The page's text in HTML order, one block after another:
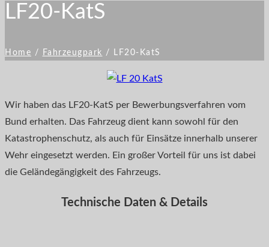
LF20-KatS
Home / Fahrzeugpark / LF20-KatS
Wir haben das LF20-KatS per Bewerbungsverfahren vom
Bund erhalten. Das Fahrzeug dient kann sowohl für den
Katastrophenschutz, als auch für Einsätze innerhalb unserer
Wehr eingesetzt werden. Ein großer Vorteil für uns ist dabei
die Geländegängigkeit des Fahrzeugs.
Technische Daten & Details